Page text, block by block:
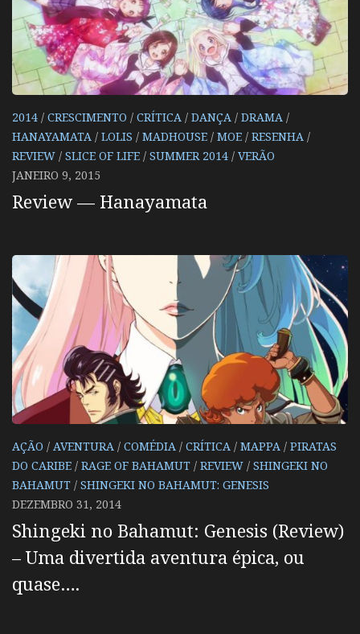
2014 / CRESCIMENTO / CRÍTICA / DANÇA / DRAMA /
HANAYAMATA / LOLIS / MADHOUSE / MOE / RESENHA /
REVIEW / SLICE OF LIFE / SUMMER 2014 / VERÃO
JANEIRO 9, 2015
Review — Hanayamata
AÇÃO / AVENTURA / COMÉDIA / CRÍTICA / MAPPA / PIRATAS
DO CARIBE / RAGE OF BAHAMUT / REVIEW / SHINGEKI NO
BAHAMUT / SHINGEKI NO BAHAMUT: GENESIS
DEZEMBRO 31, 2014
Shingeki no Bahamut: Genesis (Review)
– Uma divertida aventura épica, ou
quase….